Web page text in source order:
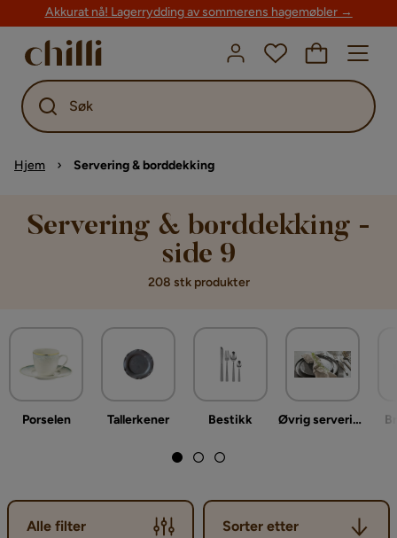
Akkurat nå! Lagerrydding av sommerens hagemøbler →
Søk
Hjem Servering & borddekking
Servering & borddekking -
side 9
208 stk produkter
Porselen Tallerkener Bestikk Øvrig servering & borddekking
Alle filter
Sorter etter
Sorter etter